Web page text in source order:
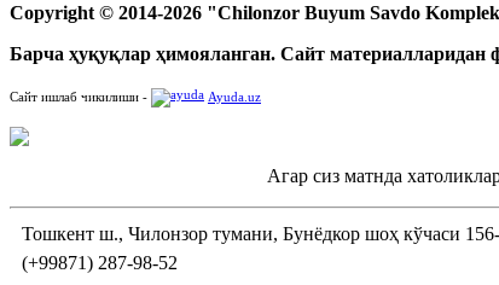
Copyright © 2014-2026 "Chilonzor Buyum Savdo
Барча ҳуқуқлар ҳимояланган. Сайт материалларидан
Сайт ишлаб чикилиши - Ayuda.uz
Агар сиз матнда
Тошкент ш., Чилонзор тумани, Бунёдкор шоҳ кўчаси
(+99871) 287-98-52